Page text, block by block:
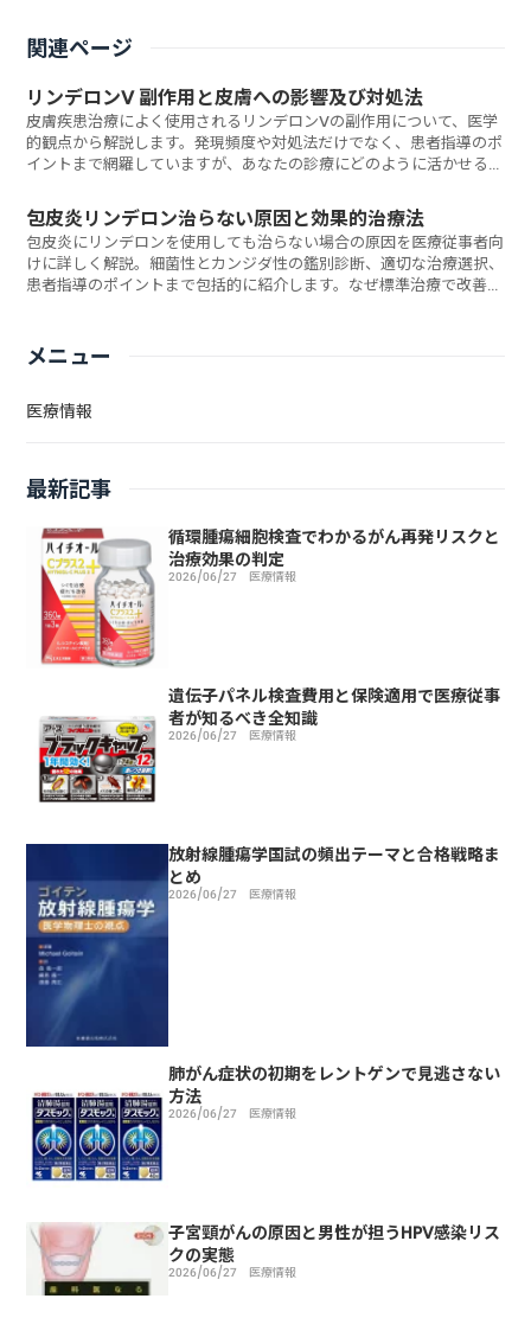
関連ページ
リンデロンV 副作用と皮膚への影響及び対処法
皮膚疾患治療によく使用されるリンデロンVの副作用について、医学
的観点から解説します。発現頻度や対処法だけでなく、患者指導のポ
イントまで網羅していますが、あなたの診療にどのように活かせるで
包皮炎リンデロン治らない原因と効果的治療法
包皮炎にリンデロンを使用しても治らない場合の原因を医療従事者向
けに詳しく解説。細菌性とカンジダ性の鑑別診断、適切な治療選択、
患者指導のポイントまで包括的に紹介します。なぜ標準治療で改善し
メニュー
医療情報
最新記事
循環腫瘍細胞検査でわかるがん再発リスクと
治療効果の判定
2026/06/27 医療情報
遺伝子パネル検査費用と保険適用で医療従事
者が知るべき全知識
2026/06/27 医療情報
放射線腫瘍学国試の頻出テーマと合格戦略ま
とめ
2026/06/27 医療情報
肺がん症状の初期をレントゲンで見逃さない
方法
2026/06/27 医療情報
子宮頸がんの原因と男性が担うHPV感染リス
クの実態
2026/06/27 医療情報